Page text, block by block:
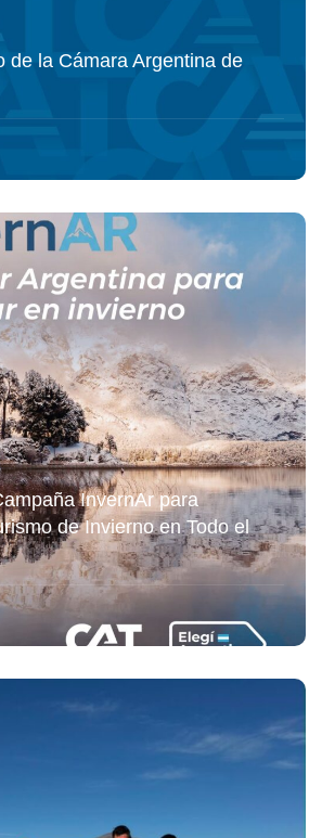
de la Cámara Argentina de
InvernAr para
de Invierno en Todo el